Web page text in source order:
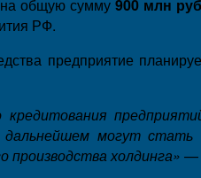
общую сумму 900 млн руб
РФ.
предприятие
могут
производства холдинга» —